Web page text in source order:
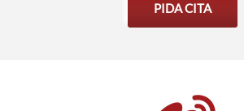
PIDA CITA